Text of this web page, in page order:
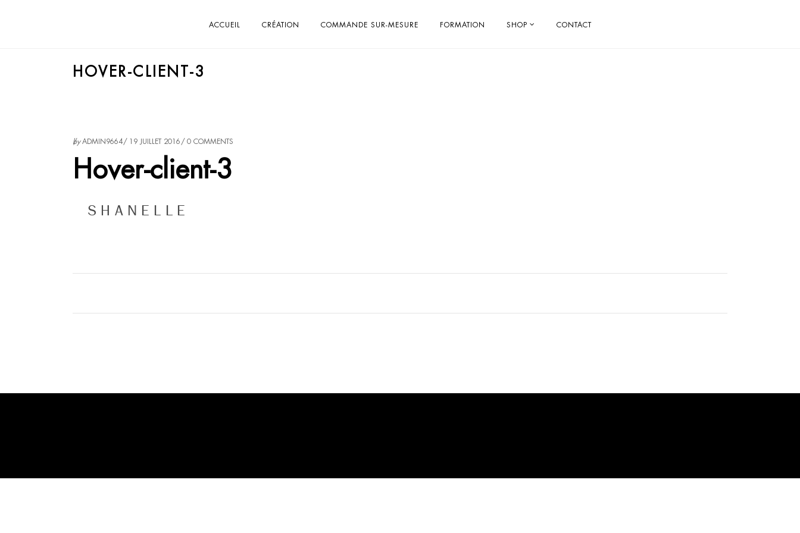
ACCUEIL CRÉATION COMMANDE SUR-MESURE FORMATION SHOP CONTACT
HOVER-CLIENT-3
byADMIN9664 19 JUILLET 2016 0 COMMENTS
Hover-client-3